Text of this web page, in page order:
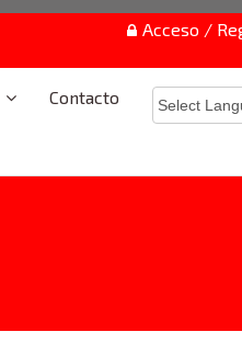
Acceso /
Contacto